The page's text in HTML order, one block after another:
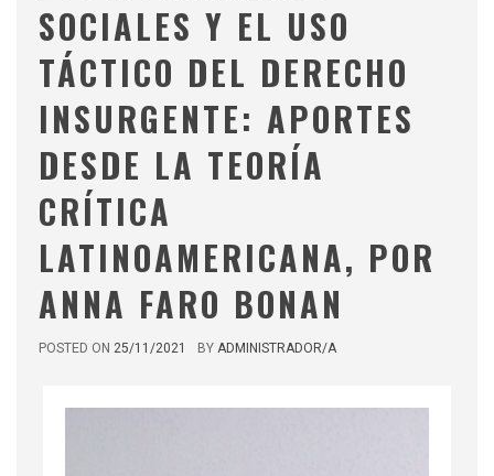
SOCIALES Y EL USO
TÁCTICO DEL DERECHO
INSURGENTE: APORTES
DESDE LA TEORÍA
CRÍTICA
LATINOAMERICANA, POR
ANNA FARO BONAN
POSTED ON 25/11/2021 BYADMINISTRADOR/A